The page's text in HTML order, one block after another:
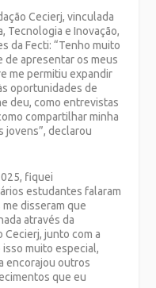
Cecierj, vinculada
Tecnologia e Inovação,
da Fecti: “Tenho muito
apresentar os meus
me permitiu expandir
oportunidades de
deu, como entrevistas
compartilhar minha
jovens”, declarou
fiquei
estudantes falaram
disseram que
através da
Cecierj, junto com a
muito especial,
encorajou outros
que eu